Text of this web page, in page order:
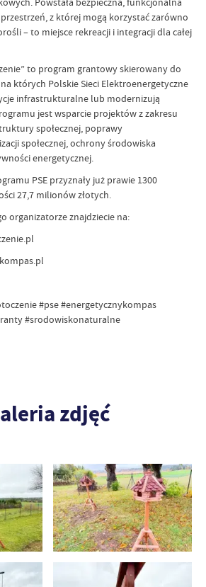
z której mogą korzystać zarówno
– to miejsce rekreacji i integracji dla całej
to program grantowy skierowany do
których Polskie Sieci Elektroenergetyczne
infrastrukturalne lub modernizują
jest wsparcie projektów z zakresu
społecznej, poprawy
społecznej, ochrony środowiska
energetycznej.
PSE przyznały już prawie 1300
27,7 milionów złotych.
organizatorze znajdziecie na:
#pse #energetycznykompas
#srodowiskonaturalne
zdjęć